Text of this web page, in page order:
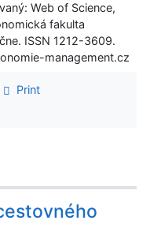
Web of Science,
fakulta
ISSN 1212-3609.
management.cz
Print